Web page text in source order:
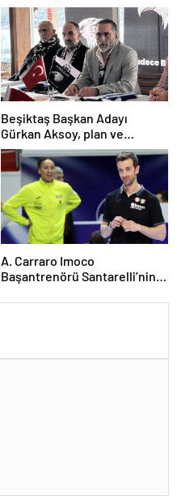
Beşiktaş Başkan Adayı
Gürkan Aksoy, plan ve
projelerini anlattı
A. Carraro Imoco
Başantrenörü Santarelli’nin
VakıfBank